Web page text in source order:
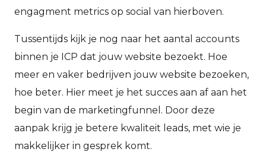
engagment metrics op social van hierboven.
Tussentijds kijk je nog naar het aantal accounts
binnen je ICP dat jouw website bezoekt. Hoe
meer en vaker bedrijven jouw website bezoeken,
hoe beter. Hier meet je het succes aan af aan het
begin van de marketingfunnel. Door deze
aanpak krijg je betere kwaliteit leads, met wie je
makkelijker in gesprek komt.